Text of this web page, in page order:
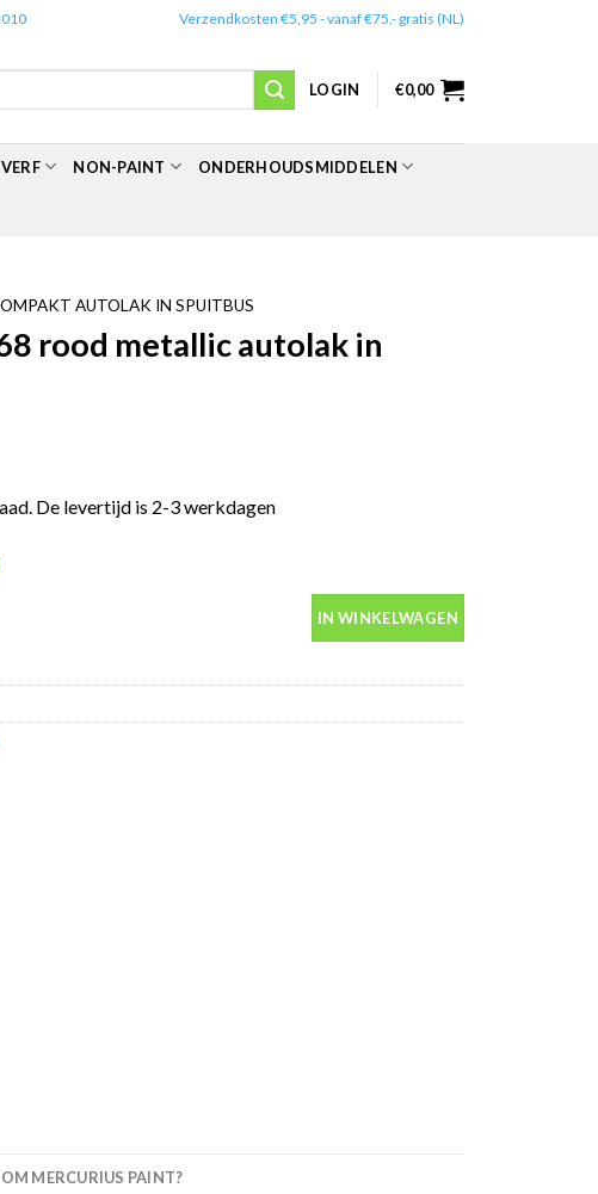
Verzendkosten €5,95 - vanaf €75,- gratis (NL)
LOGIN €0,00
NON-PAINT ONDERHOUDSMIDDELEN
AUTOLAK IN SPUITBUS
rood metallic autolak in
De levertijd is 2-3 werkdagen
IN WINKELWAGEN
MERCURIUS PAINT?